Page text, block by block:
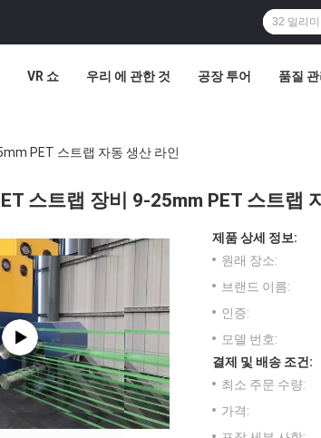
VR 쇼 우리 에 관한 것 공장 투어 품질
PET 스트랩 자동 생산 라인
스트랩 장비 9-25mm PET 스트랩
제품 상세 정보:
원래 장소:
브랜드 이름:
인증:
모델 번호:
결제 및 배송 조건:
최소 주문 수량:
가격: